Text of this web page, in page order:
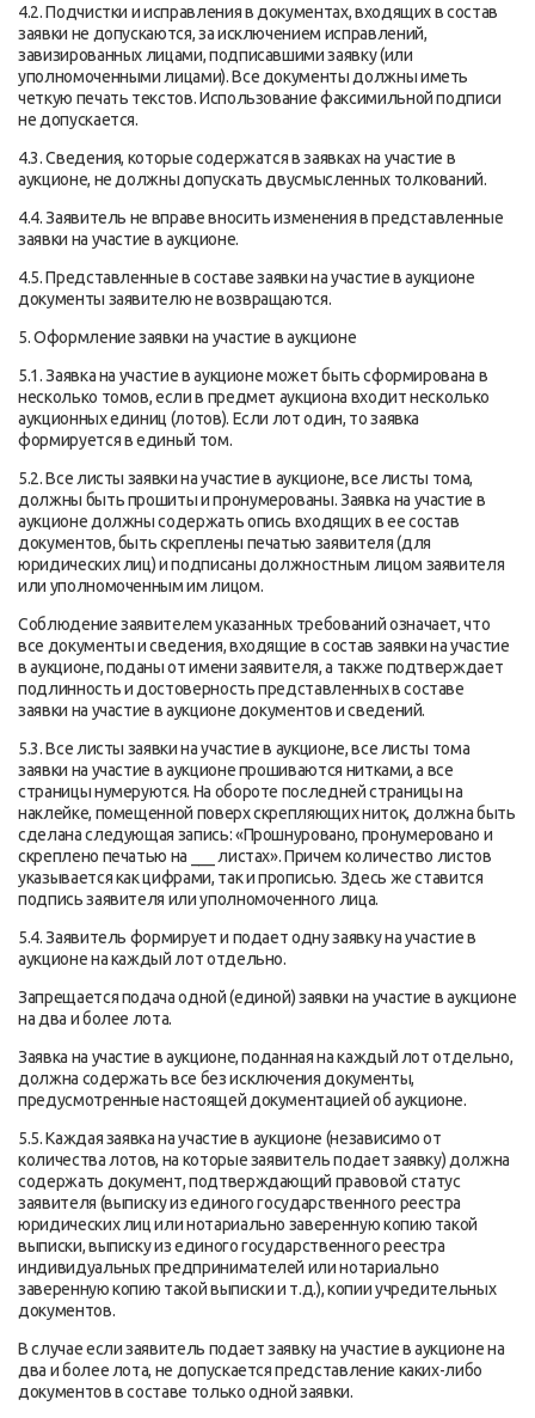
4.2. Подчистки и исправления в документах, входящих в состав
заявки не допускаются, за исключением исправлений,
завизированных лицами, подписавшими заявку (или
уполномоченными лицами). Все документы должны иметь
четкую печать текстов. Использование факсимильной подписи
не допускается.
4.3. Сведения, которые содержатся в заявках на участие в
аукционе, не должны допускать двусмысленных толкований.
4.4. Заявитель не вправе вносить изменения в представленные
заявки на участие в аукционе.
4.5. Представленные в составе заявки на участие в аукционе
документы заявителю не возвращаются.
5. Оформление заявки на участие в аукционе
5.1. Заявка на участие в аукционе может быть сформирована в
несколько томов, если в предмет аукциона входит несколько
аукционных единиц (лотов). Если лот один, то заявка
формируется в единый том.
5.2. Все листы заявки на участие в аукционе, все листы тома,
должны быть прошиты и пронумерованы. Заявка на участие в
аукционе должны содержать опись входящих в ее состав
документов, быть скреплены печатью заявителя (для
юридических лиц) и подписаны должностным лицом заявителя
или уполномоченным им лицом.
Соблюдение заявителем указанных требований означает, что
все документы и сведения, входящие в состав заявки на участие
в аукционе, поданы от имени заявителя, а также подтверждает
подлинность и достоверность представленных в составе
заявки на участие в аукционе документов и сведений.
5.3. Все листы заявки на участие в аукционе, все листы тома
заявки на участие в аукционе прошиваются нитками, а все
страницы нумеруются. На обороте последней страницы на
наклейке, помещенной поверх скрепляющих ниток, должна быть
сделана следующая запись: «Прошнуровано, пронумеровано и
скреплено печатью на ___ листах». Причем количество листов
указывается как цифрами, так и прописью. Здесь же ставится
подпись заявителя или уполномоченного лица.
5.4. Заявитель формирует и подает одну заявку на участие в
аукционе на каждый лот отдельно.
Запрещается подача одной (единой) заявки на участие в аукционе
на два и более лота.
Заявка на участие в аукционе, поданная на каждый лот отдельно,
должна содержать все без исключения документы,
предусмотренные настоящей документацией об аукционе.
5.5. Каждая заявка на участие в аукционе (независимо от
количества лотов, на которые заявитель подает заявку) должна
содержать документ, подтверждающий правовой статус
заявителя (выписку из единого государственного реестра
юридических лиц или нотариально заверенную копию такой
выписки, выписку из единого государственного реестра
индивидуальных предпринимателей или нотариально
заверенную копию такой выписки и т.д.), копии учредительных
документов.
В случае если заявитель подает заявку на участие в аукционе на
два и более лота, не допускается представление каких-либо
документов в составе только одной заявки.